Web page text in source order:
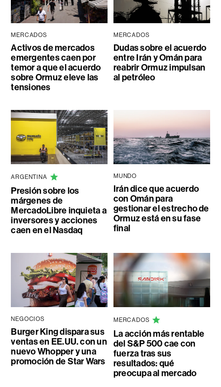
MERCADOS
Activos de mercados
emergentes caen por
temor a que el acuerdo
sobre Ormuz eleve las
tensiones
MERCADOS
Dudas sobre el acuerdo
entre Irán y Omán para
reabrir Ormuz impulsan
al petróleo
ARGENTINA
Presión sobre los
márgenes de
MercadoLibre inquieta a
inversores y acciones
caen en el Nasdaq
MUNDO
Irán dice que acuerdo
con Omán para
gestionar el estrecho de
Ormuz está en su fase
final
NEGOCIOS
Burger King dispara sus
ventas en EE.UU. con un
nuevo Whopper y una
promoción de Star Wars
MERCADOS
La acción más rentable
del S&P 500 cae con
fuerza tras sus
resultados: qué
preocupa al mercado